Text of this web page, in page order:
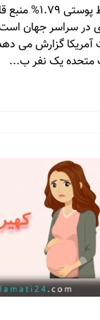
شرایط پوستی
در سراسر جهان
متحده یک نفر ب...